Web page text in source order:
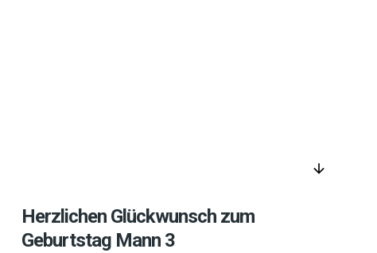
arrow_downward
Herzlichen Glückwunsch zum
Geburtstag Mann 3